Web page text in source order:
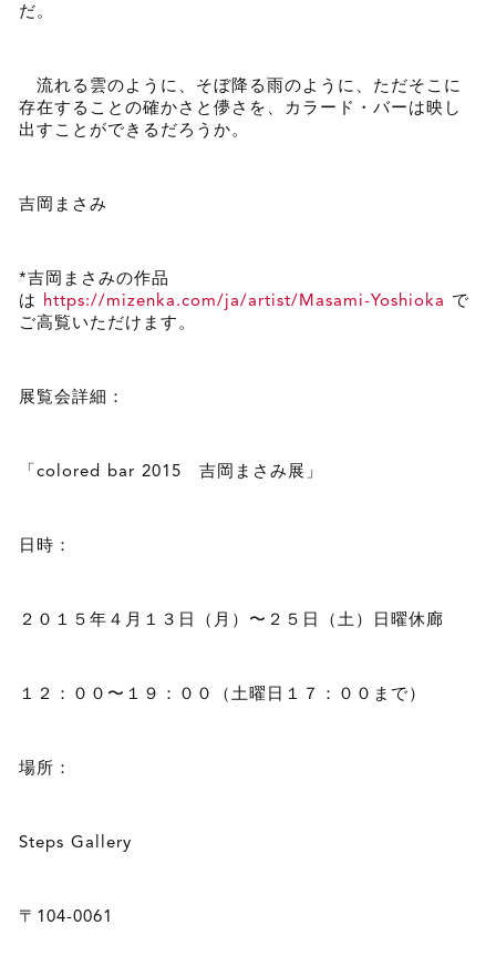
だ。
流れる雲のように、そぼ降る雨のように、ただそこに
存在することの確かさと儚さを、カラード・バーは映し
出すことができるだろうか。
吉岡まさみ
*吉岡まさみの作品
は https://mizenka.com/ja/artist/Masami-Yoshioka で
ご高覧いただけます。
展覧会詳細：
「colored bar 2015 吉岡まさみ展」
日時：
２０１５年４月１３日（月）〜２５日（土）日曜休廊
１２：００〜１９：００（土曜日１７：００まで）
場所：
Steps Gallery
〒104-0061